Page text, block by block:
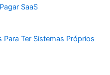
SaaS
Para Ter Sistemas Próprios